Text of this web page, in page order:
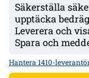
Säkerställa
upptäcka
Leverera och
Spara och
Hantera 1410-
KONTAKT
jobb@bollsvenskan.se
ÖVRIGT